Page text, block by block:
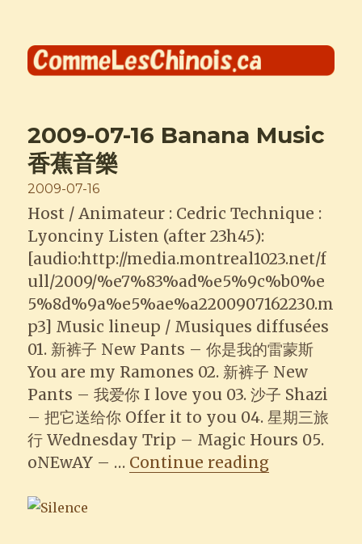
Comme les Chinois
2009-07-16 Banana Music
香蕉音樂
Posted
on
2009-07-16
Host / Animateur : Cedric Technique :
Lyonciny Listen (after 23h45):
[audio:http://media.montreal1023.net/f
ull/2009/%e7%83%ad%e5%9c%b0%e
5%8d%9a%e5%ae%a2200907162230.m
p3] Music lineup / Musiques diffusées
01. 新裤子 New Pants – 你是我的雷蒙斯
You are my Ramones 02. 新裤子 New
Pants – 我爱你 I love you 03. 沙子 Shazi
– 把它送给你 Offer it to you 04. 星期三旅
行 Wednesday Trip – Magic Hours 05.
oNEwAY – … Continue reading“2009-07-